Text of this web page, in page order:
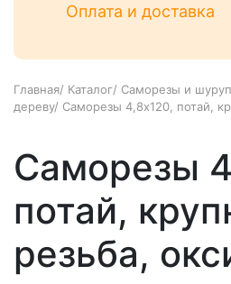
Оплата и доставка
Главная/ Каталог/ Саморезы и
дереву/ Саморезы 4,8х120, потай,
Саморезы
потай,
резьба,